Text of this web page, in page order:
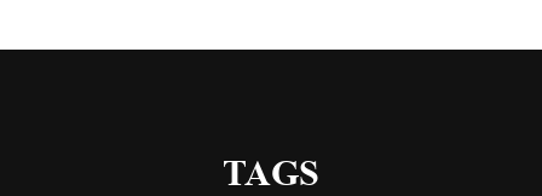
TAGS